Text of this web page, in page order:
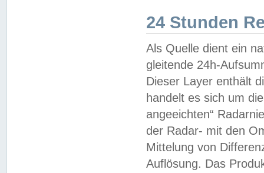
24 Stunden
Als Quelle dient ein
gleitende 24h-
Dieser Layer enthält
handelt es sich um
angeeichten“
der Radar- mit den
Mittelung von
Auflösung. Das